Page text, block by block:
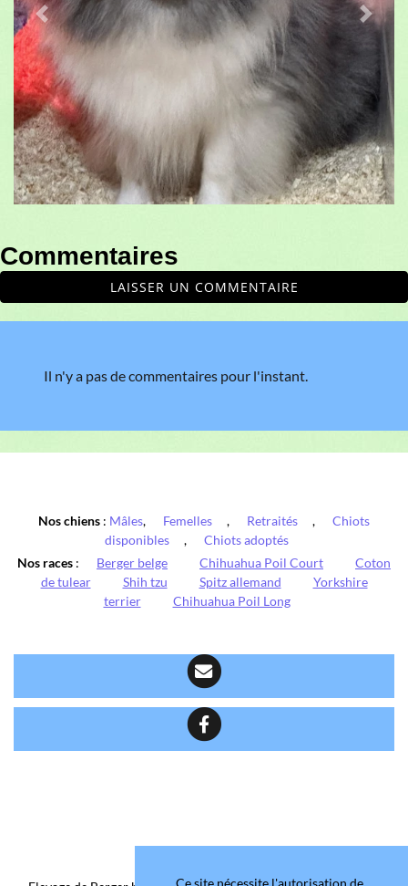
Previous Next
Commentaires
LAISSER UN COMMENTAIRE
Il n'y a pas de commentaires pour l'instant.
Nos chiens : Mâles, Femelles , Retraités ,
Chiots
disponibles
,
Chiots adoptés
Nos races : Berger belge Chihuahua Poil Court
Coton
de tulear
Shih tzu Spitz allemand
Yorkshire
terrier
Chihuahua Poil Long
Ce site nécessite l'autorisation de